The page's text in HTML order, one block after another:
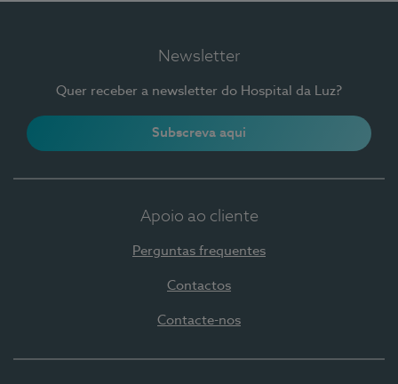
Newsletter
Quer receber a newsletter do Hospital da Luz?
Subscreva aqui
Apoio ao cliente
Perguntas frequentes
Contactos
Contacte-nos